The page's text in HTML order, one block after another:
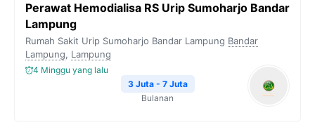
Perawat Hemodialisa RS Urip Sumoharjo Bandar
Lampung
Rumah Sakit Urip Sumoharjo Bandar Lampung Bandar
Lampung, Lampung
4 Minggu yang lalu
3 Juta - 7 Juta
Bulanan